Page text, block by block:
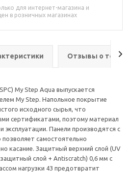
для интернет-магазина и
в розничных магазинах
Отзывы о
My Step Aqua выпускается
My Step. Напольное покрытие
исходного сырья, что
сертификатами, поэтому материал
эксплуатации. Панели производятся с
самостоятельно
касание. Защитный верхний слой (UV
слой + Antiscratch) 0,6 мм с
нагрузки 43 предотвратит